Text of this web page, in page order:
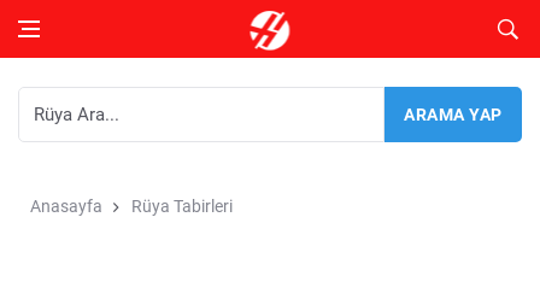
Anasayfa Rüya Tabirleri